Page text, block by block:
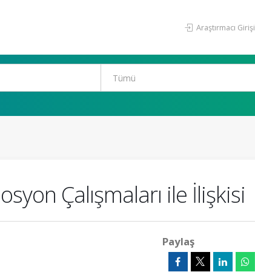
Araştırmacı Girişi
Çalışmaları ile İlişkisi
Paylaş